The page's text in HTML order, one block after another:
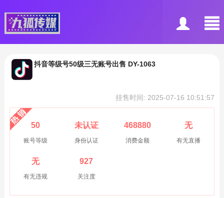
抖音等级号50级三无账号出售 DY-1063
挂售时间: 2025-07-16 10:51:57
50
账号等级
未认证
身份认证
468880
消费金额
无
有无直播
无
有无违规
927
关注度